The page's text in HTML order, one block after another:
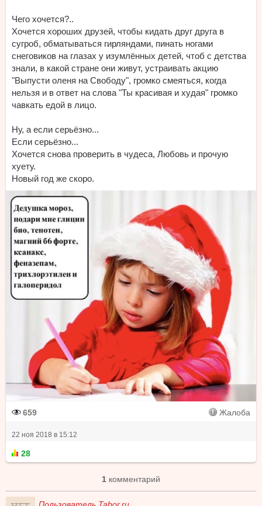
Чего хочется?..
Хочется хороших друзей, чтобы кидать друг друга в
сугроб, обматываться гирляндами, пинать ногами
снеговиков на глазах у изумлённых детей, чтоб с детства
знали, в какой стране они живут, устраивать акцию
"Выпусти оленя на Свободу", громко смеяться, когда
нельзя и в ответ на слова "Ты красивая и худая" громко
чавкать едой в лицо.
Ну, а если серьёзно...
Если серьёзно...
Хочется снова проверить в чудеса, Любовь и прочую
хуету.
Новый год же скоро.
659 Жалоба
22 ноя 2018 в 15:12
28
1 комментарий